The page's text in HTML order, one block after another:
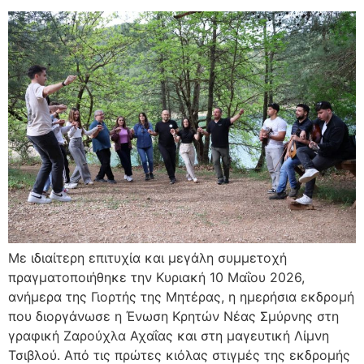
Με ιδιαίτερη επιτυχία και μεγάλη συμμετοχή
πραγματοποιήθηκε την Κυριακή 10 Μαΐου 2026,
ανήμερα της Γιορτής της Μητέρας, η ημερήσια εκδρομή
που διοργάνωσε η Ένωση Κρητών Νέας Σμύρνης στη
γραφική Ζαρούχλα Αχαΐας και στη μαγευτική Λίμνη
Τσιβλού. Από τις πρώτες κιόλας στιγμές της εκδρομής